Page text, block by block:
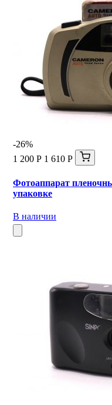
-26%
1 200 Р 1 610 Р
Фотоаппарат
упаковке
В наличии